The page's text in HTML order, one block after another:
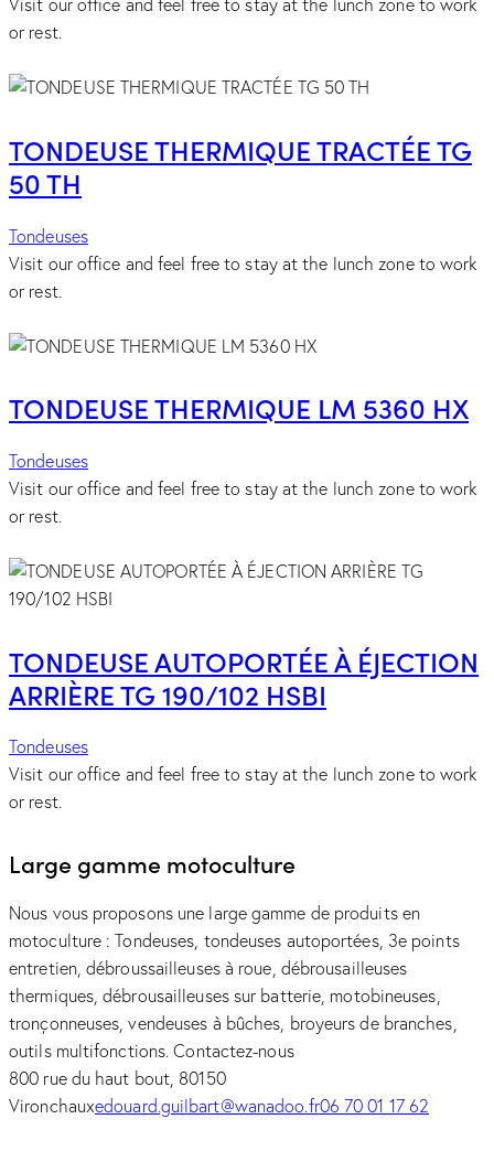
Visit our office and feel free to stay at the lunch zone to work
or rest.
TONDEUSE THERMIQUE TRACTÉE TG
50 TH
Tondeuses
Visit our office and feel free to stay at the lunch zone to work
or rest.
TONDEUSE THERMIQUE LM 5360 HX
Tondeuses
Visit our office and feel free to stay at the lunch zone to work
or rest.
TONDEUSE AUTOPORTÉE À ÉJECTION
ARRIÈRE TG 190/102 HSBI
Tondeuses
Visit our office and feel free to stay at the lunch zone to work
or rest.
Large gamme motoculture
Nous vous proposons une large gamme de produits en
motoculture : Tondeuses, tondeuses autoportées, 3e points
entretien, débroussailleuses à roue, débrousailleuses
thermiques, débrousailleuses sur batterie, motobineuses,
tronçonneuses, vendeuses à bûches, broyeurs de branches,
outils multifonctions. Contactez-nous
800 rue du haut bout, 80150
Vironchauxedouard.guilbart@wanadoo.fr06 70 01 17 62